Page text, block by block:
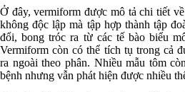
Ở đây, vermiform được mô tả chi tiết
không độc lập mà tập hợp thành tập
đổi, bong tróc ra từ các tế bào biểu
Vermiform còn có thể tích tụ trong cả
ra ngoài theo phân. Nhiều mẫu tôm
bệnh nhưng vẫn phát hiện được nhiều